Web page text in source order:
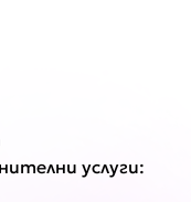
услуги: